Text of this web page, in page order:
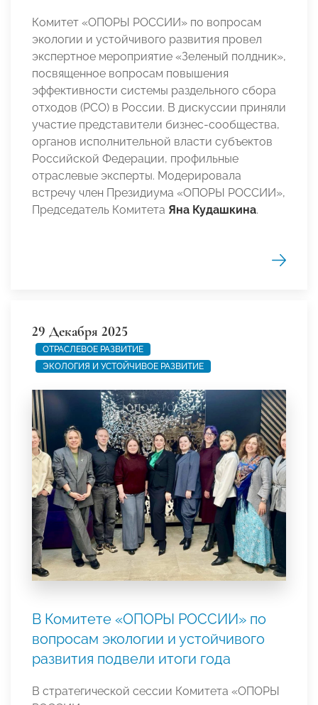
Комитет «ОПОРЫ РОССИИ» по вопросам
экологии и устойчивого развития провел
экспертное мероприятие «Зеленый полдник»,
посвященное вопросам повышения
эффективности системы раздельного сбора
отходов (РСО) в России. В дискуссии приняли
участие представители бизнес-сообщества,
органов исполнительной власти субъектов
Российской Федерации, профильные
отраслевые эксперты. Модерировала
встречу член Президиума «ОПОРЫ РОССИИ»,
Председатель Комитета Яна Кудашкина.
29 Декабря 2025
ОТРАСЛЕВОЕ РАЗВИТИЕ
ЭКОЛОГИЯ И УСТОЙЧИВОЕ РАЗВИТИЕ
В Комитете «ОПОРЫ РОССИИ» по
вопросам экологии и устойчивого
развития подвели итоги года
В стратегической сессии Комитета «ОПОРЫ